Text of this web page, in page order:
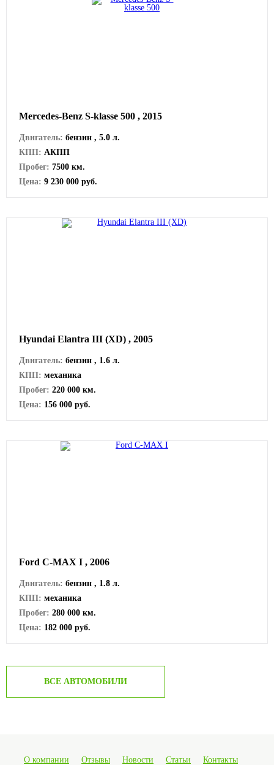
Mercedes-Benz S-klasse 500 , 2015
Двигатель: бензин , 5.0 л.
КПП: АКПП
Пробег: 7500 км.
Цена: 9 230 000 руб.
Hyundai Elantra III (XD) , 2005
Двигатель: бензин , 1.6 л.
КПП: механика
Пробег: 220 000 км.
Цена: 156 000 руб.
Ford C-MAX I , 2006
Двигатель: бензин , 1.8 л.
КПП: механика
Пробег: 280 000 км.
Цена: 182 000 руб.
ВСЕ АВТОМОБИЛИ
О компании Отзывы Новости Статьи Контакты